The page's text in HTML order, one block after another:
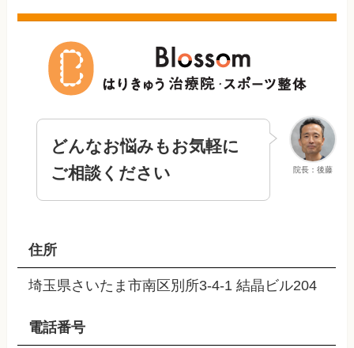
院長：後藤
どんなお悩みもお気軽に
ご相談ください
住所
埼玉県さいたま市南区別所3-4-1 結晶ビル204
電話番号